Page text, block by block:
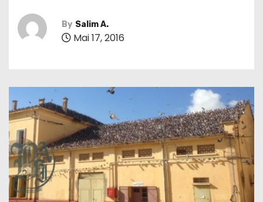
By Salim A.
Mai 17, 2016